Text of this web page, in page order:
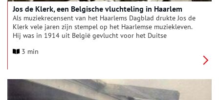
Jos de Klerk, een Belgische vluchteling in Haarlem
Als muziekrecensent van het Haarlems Dagblad drukte Jos de
Klerk vele jaren zijn stempel op het Haarlemse muziekleven.
Hij was in 1914 uit België gevlucht voor het Duitse
3 min